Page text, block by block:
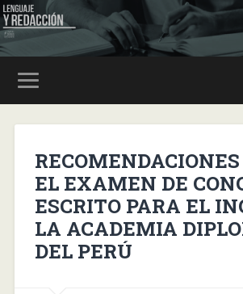
EL EXAMEN DE
ESCRITO PARA EL
LA ACADEMIA
DEL PERÚ